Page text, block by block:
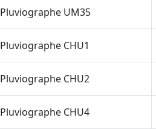
Pluviographe UM35
Pluviographe CHU1
Pluviographe CHU2
Pluviographe CHU4